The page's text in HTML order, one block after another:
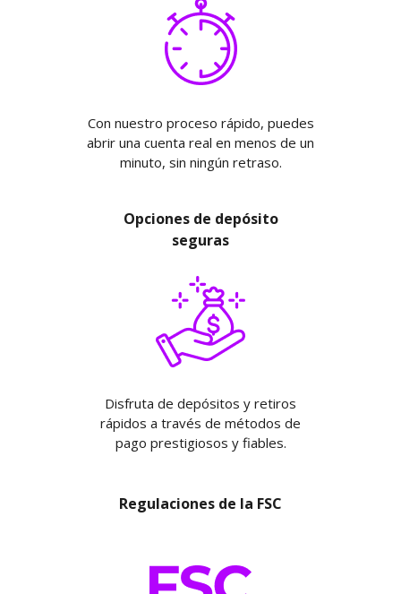
Con nuestro proceso rápido, puedes
abrir una cuenta real en menos de un
minuto, sin ningún retraso.
Opciones de depósito
seguras
Disfruta de depósitos y retiros
rápidos a través de métodos de
pago prestigiosos y fiables.
Regulaciones de la FSC